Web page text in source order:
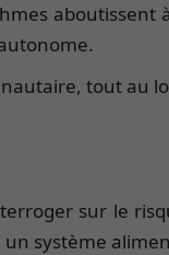
tout au
sur le
un système